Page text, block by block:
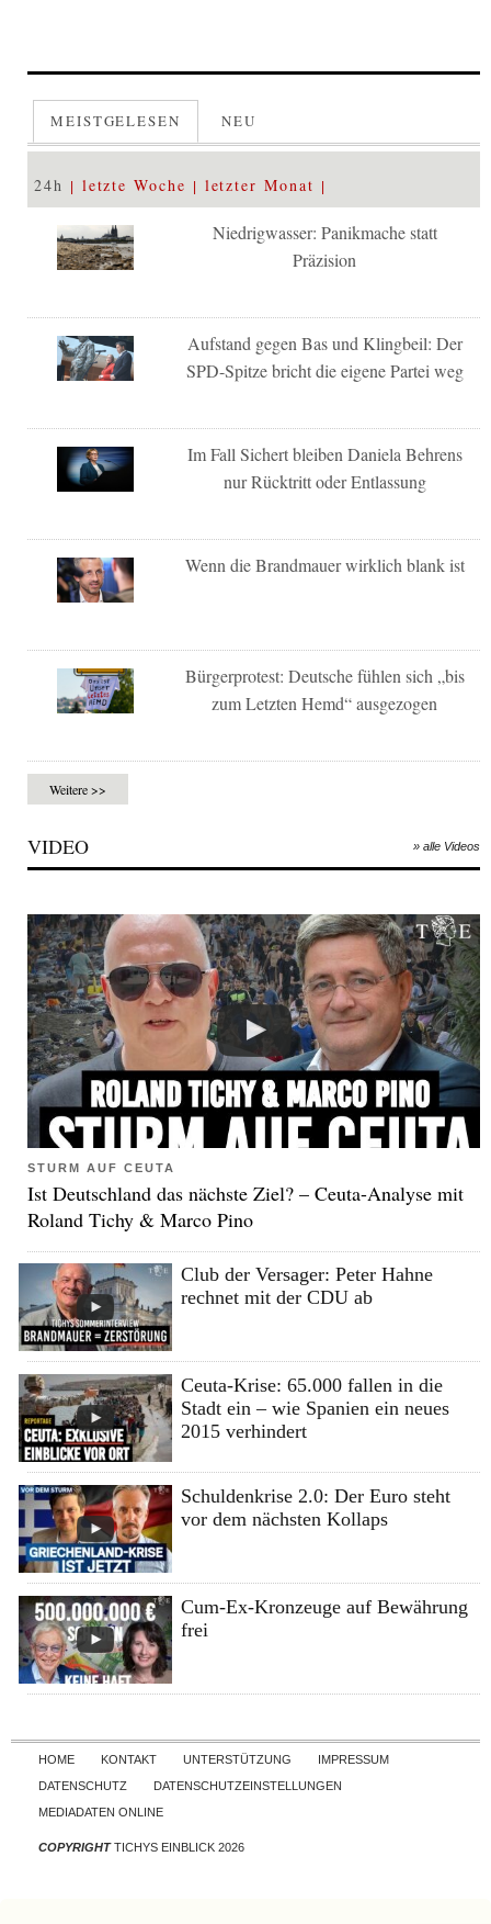
MEISTGELESEN NEU
24h letzte Woche letzter Monat
Niedrigwasser: Panikmache statt
Präzision
Aufstand gegen Bas und Klingbeil: Der
SPD-Spitze bricht die eigene Partei weg
Im Fall Sichert bleiben Daniela Behrens
nur Rücktritt oder Entlassung
Wenn die Brandmauer wirklich blank ist
Bürgerprotest: Deutsche fühlen sich „bis
zum Letzten Hemd“ ausgezogen
Weitere >>
VIDEO » alle Videos
STURM AUF CEUTA
Ist Deutschland das nächste Ziel? – Ceuta-Analyse mit
Roland Tichy & Marco Pino
Club der Versager: Peter Hahne
rechnet mit der CDU ab
Ceuta-Krise: 65.000 fallen in die
Stadt ein – wie Spanien ein neues
2015 verhindert
Schuldenkrise 2.0: Der Euro steht
vor dem nächsten Kollaps
Cum-Ex-Kronzeuge auf Bewährung
frei
Skip to content
HOME KONTAKT UNTERSTÜTZUNG
IMPRESSUM
DATENSCHUTZ
DATENSCHUTZEINSTELLUNGEN
MEDIADATEN ONLINE
COPYRIGHTTICHYS EINBLICK 2026